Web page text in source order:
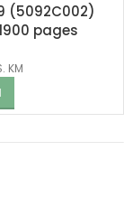
(5092C002)
pages
KM